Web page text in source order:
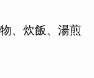
、炊飯、湯煎